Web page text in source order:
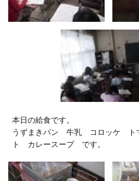
本日の給食です。
うずまきパン 牛乳 コロッケ ト
ト カレースープ です。